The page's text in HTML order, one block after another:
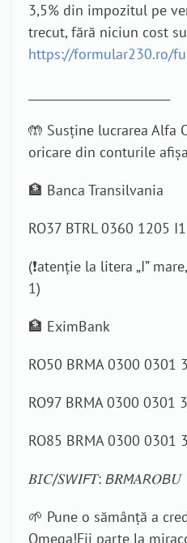
3,5% din impozitul pe
trecut, fără niciun cost
https://formular230.ro/
🤲 Susține lucrarea Alfa
oricare din conturile
🏦 Banca Transilvania
RO37 BTRL 0360 1205
(❗atenție la litera „I”
1)
🏦 EximBank
RO50 BRMA 0300 0301
RO97 BRMA 0300 0301
RO85 BRMA 0300 0301
𝐵𝘐𝐶/𝑆𝘞𝐼𝘍𝑇: 𝘉𝑅𝘔𝐴𝘙𝑂𝘉𝑈
🌱 Pune o sămânță a
Omega!Fii parte la